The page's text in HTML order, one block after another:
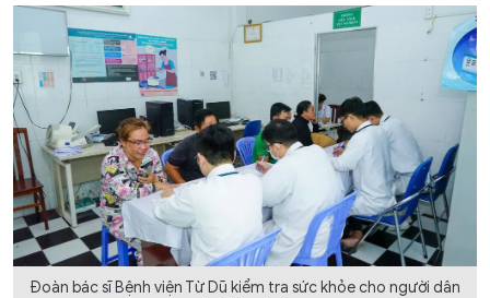
Đoàn bác sĩ Bệnh viện Từ Dũ kiểm tra sức khỏe cho người dân